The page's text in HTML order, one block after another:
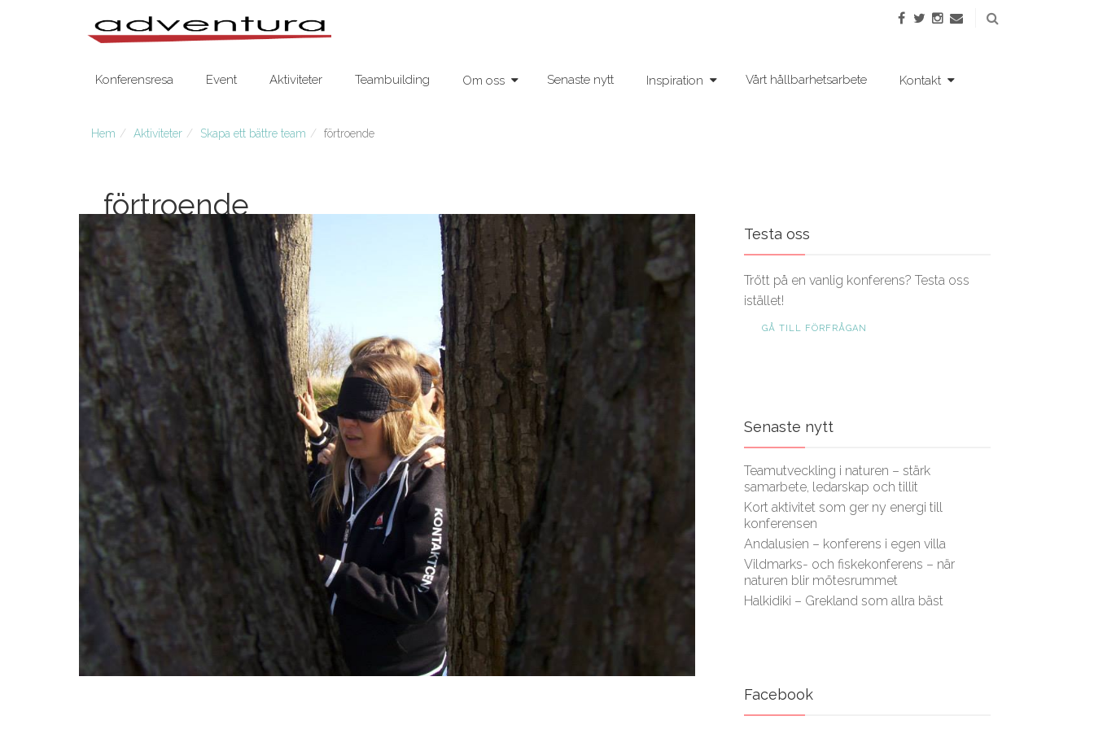
Konferensresa Event Aktiviteter Teambuilding Om oss Senaste nytt Inspiration Vårt hållbarhetsarbete Kontakt
Hem Aktiviteter Skapa ett bättre team förtroende
förtroende
Testa oss
Trött på en vanlig konferens? Testa oss
istället!
GÅ TILL FÖRFRÅGAN
Senaste nytt
Teamutveckling i naturen – stärk
samarbete, ledarskap och tillit
Kort aktivitet som ger ny energi till
konferensen
Andalusien – konferens i egen villa
Vildmarks- och fiskekonferens – när
naturen blir mötesrummet
Halkidiki – Grekland som allra bäst
Facebook